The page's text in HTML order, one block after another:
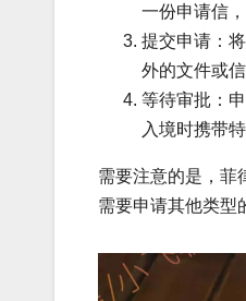
一份申请信
提交申请：
外的文件或信
等待审批：
入境时携带
需要注意的是，菲
需要申请其他类型